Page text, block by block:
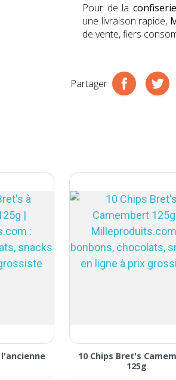
Pour de laconfiserie
une livraison rapide,
de vente, fiers
Partager
l'ancienne
10 Chips Bret's
125g